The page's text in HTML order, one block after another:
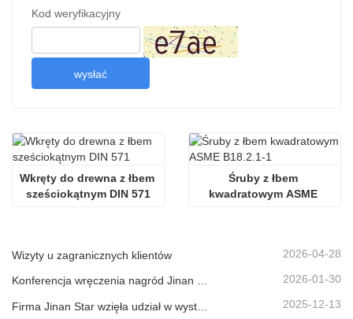
Kod weryfikacyjny
wysłać
Wkręty do drewna z łbem
sześciokątnym DIN 571
Śruby z łbem
kwadratowym ASME
Wizyty u zagranicznych klientów 2026-04-28
Konferencja wręczenia nagród Jinan Star 2025-2026 2026-01-30
2025-12-13